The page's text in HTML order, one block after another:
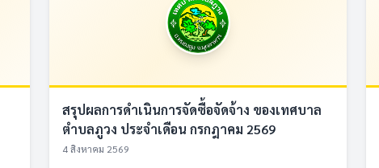
สรุปผลการดำเนินการจัดซื้อจัดจ้าง ของเทศบาล
ตำบลภูวง ประจำเดือน กรกฎาคม 2569
4 สิงหาคม 2569